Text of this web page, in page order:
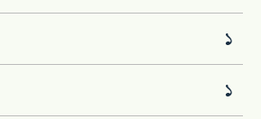
১
১